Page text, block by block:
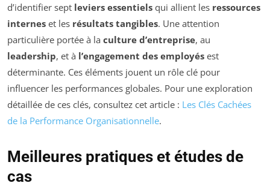
d’identifier sept leviers essentiels qui allient les ressources
internes et les résultats tangibles. Une attention
particulière portée à la culture d’entreprise, au
leadership, et à l’engagement des employés est
déterminante. Ces éléments jouent un rôle clé pour
influencer les performances globales. Pour une exploration
détaillée de ces clés, consultez cet article : Les Clés Cachées
de la Performance Organisationnelle.
Meilleures pratiques et études de
cas